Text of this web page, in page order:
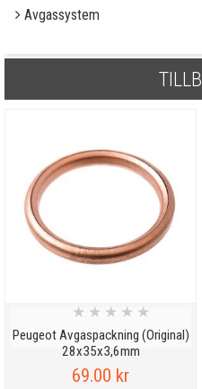
Avgassystem
Peugeot Avgaspackning (Original)
28x35x3,6mm
★ ★ ★ ★ ★
69.00 kr